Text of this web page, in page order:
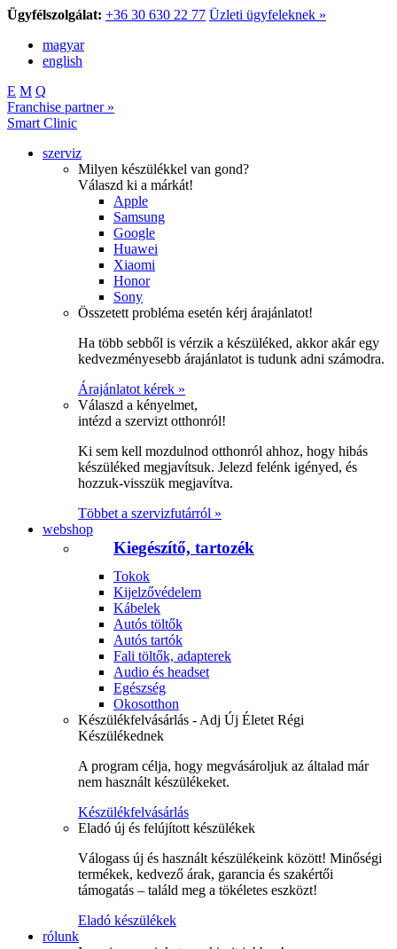
Ügyfélszolgálat: +36 30 630 22 77 Üzleti ügyfeleknek »
magyar
english
E M Q
Franchise partner »
Smart Clinic
szerviz
Milyen készülékkel van gond?
Válaszd ki a márkát!
Apple
Samsung
Google
Huawei
Xiaomi
Honor
Sony
Összetett probléma esetén kérj árajánlatot!
Ha több sebből is vérzik a készüléked, akkor akár egy
kedvezményesebb árajánlatot is tudunk adni számodra.
Árajánlatot kérek »
Válaszd a kényelmet,
intézd a szervizt otthonról!
Ki sem kell mozdulnod otthonról ahhoz, hogy hibás
készüléked megjavítsuk. Jelezd felénk igényed, és
hozzuk-visszük megjavítva.
Többet a szervizfutárról »
webshop
Kiegészítő, tartozék
Tokok
Kijelzővédelem
Kábelek
Autós töltők
Autós tartók
Fali töltők, adapterek
Audio és headset
Egészség
Okosotthon
Készülékfelvásárlás - Adj Új Életet Régi
Készülékednek
A program célja, hogy megvásároljuk az általad már
nem használt készülékeket.
Készülékfelvásárlás
Eladó új és felújított készülékek
Válogass új és használt készülékeink között! Minőségi
termékek, kedvező árak, garancia és szakértői
támogatás – találd meg a tökéletes eszközt!
Eladó készülékek
rólunk